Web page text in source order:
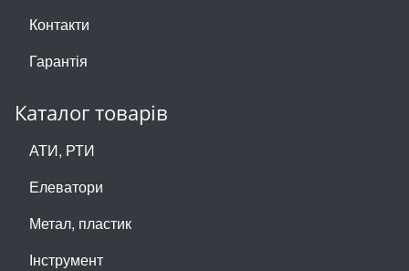
Контакти
Гарантія
Каталог товарів
АТИ, РТИ
Елеватори
Метал, пластик
Інструмент